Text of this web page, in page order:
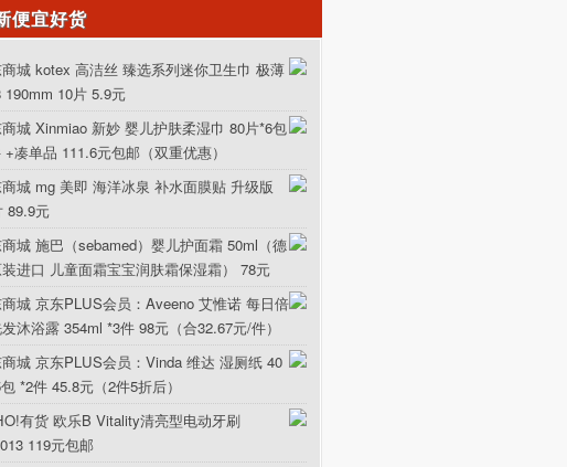
便宜好货
城 kotex 高洁丝 臻选系列迷你卫生巾 极薄
190mm 10片 5.9元
城 Xinmiao 新妙 婴儿护肤柔湿巾 80片*6包
+凑单品 111.6元包邮（双重优惠）
城 mg 美即 海洋冰泉 补水面膜贴 升级版
89.9元
城 施巴（sebamed）婴儿护面霜 50ml（德
进口 儿童面霜宝宝润肤霜保湿霜） 78元
城 京东PLUS会员：Aveeno 艾惟诺 每日倍
沐浴露 354ml *3件 98元（合32.67元/件）
城 京东PLUS会员：Vinda 维达 湿厕纸 40
*2件 45.8元（2件5折后）
有货 欧乐B Vitality清亮型电动牙刷
119元包邮